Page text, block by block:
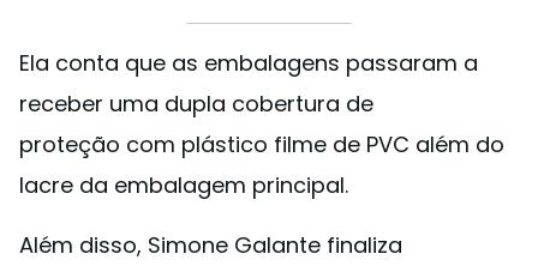
Ela conta que as embalagens passaram a
receber uma dupla cobertura de
proteção com plástico filme de PVC além do
lacre da embalagem principal.
Além disso, Simone Galante finaliza